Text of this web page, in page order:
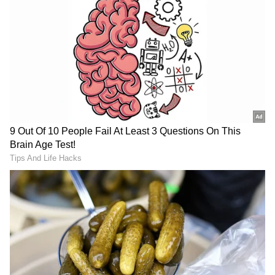
ಸಮಗ್ರ ಸುದ್ದಿ ಮೂಲವನ್ನಾಗಿ asianet suvarna news ಅನ್ನು
ಆಯ್ಕೆ ಮಾಡಿಕೊಳ್ಳಿ
ಚಂದ್ರಯಾನ-3 ಯಶಸ್ಸಿನ ಬಳಿಕ ಭಾರತದ ನೂತನ
ಬಿಲಿಯನೇರ್ ಆಗಿ ಹೊರಹೊಮ್ಮಿದ 60 ವರ್ಷದ
ಏನಿದು ಕ್ಲಿಯರ್‌ ಫೇಕ್?
ಕ್ಲಿಯರ್‌ ಫೇಕ್‌ (ClearFake) ಎನ್ನುವುದು ಡೀಪ್‌ ಫೇಕ್‌
(DeepFake) ನಂತೆಯೇ ಮಷಿನ್‌ ಲರ್ನಿಂಗ್‌ (Machine
Learning) ಮೂಲಕ ಸೃಷ್ಟಿಸಿರುವ ಒಂದು ತಂತ್ರಜ್ಞಾನ.
ಭಾವಚಿತ್ರ, ವೀಡಿಯೋ ಅಥವಾ ವೆಬ್‌ ಸೈಟ್‌ ಗಳನ್ನು ಅವು
ಹೇಗಿದೆಯೋ ಹಾಗೆಯೇ ಚೂರೂ ಅನುಮಾನಕ್ಕೆ
ಆಸ್ಪದವಿಲ್ಲದಂತೆ ನಿರ್ಮಿಸುತ್ತದೆ. ಇಮೇಜ್‌ ಸ್ಲೈಸಿಂಗ್‌,
ಫೇಷಿಯಲ್‌ ರೆಕಗ್ನಿಷನ್‌, ವಾಯ್ಸ್‌ ಸಿಂಥೆಸಿಸ್‌ ನಂತಹ ಹಲವು